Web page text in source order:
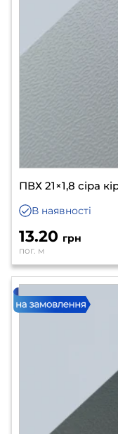
ПВХ 21×1,8 сіра
В наявності
13.20 грн
пог. м